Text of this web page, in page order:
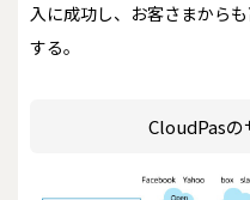
入に成功し、お客さまから
する。
CloudPasの